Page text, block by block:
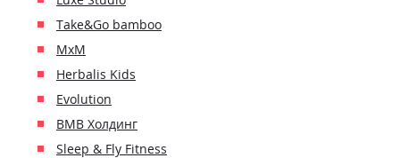
Take&Go bamboo
MxM
Herbalis Kids
Evolution
ВМВ Холдинг
Sleep & Fly Fitness